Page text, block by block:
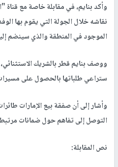
وأكد بنايم، في مقابلة خاصة مع قناة
نقاشه خلال الجولة التي يقوم بها
الموجود في المنطقة والذي سينضم
ووصف بنايم قطر بالشريك
ستراعي طلباتها بالحصول على مسيرات
التوصل إلى تفاهم حول ضمانات
نص المقابلة: